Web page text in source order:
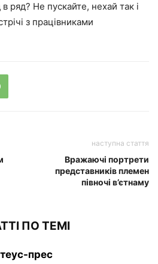
ряд? Не пускайте, нехай так і
з працівниками
наступна стаття
Вражаючі портрети
представників племен
півночі в’єтнаму
ПО ТЕМІ
прес